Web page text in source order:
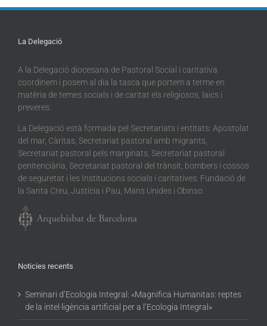
La Delegació
A la Delegació diocesana de Pastoral Social i caritativa
coordinem i posem al dia la tasca que portem a terme en
matèria de temes socials i de caritat els religiosos, laics i
preveres.
La Delegació està formada pel Secretariats i entitats: Apostolat
del mar, Càritas, Secretariat pastoral amb migrants,
Secretariat pastoral pels marginats, Secretariat pastoral
penitenciària, Secretariat pastoral del trànsit, bombers i cossos
de seguretat i les Institucions socials i caritatives: Fundació de
la Santa Creu, Justícia i Pau, Mans Unides i Obinso.
Noticies recents
Seminari d’Ecologia Integral: «Magnifica Humanitas: reptes
de la intel·ligència artificial per a l’Ecologia Integral»